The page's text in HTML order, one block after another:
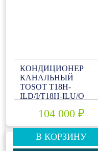
КОНДИЦИОНЕР
КАНАЛЬНЫЙ
TOSOT T18H-
ILD/I/T18H-ILU/O
104 000 ₽
В КОРЗИНУ